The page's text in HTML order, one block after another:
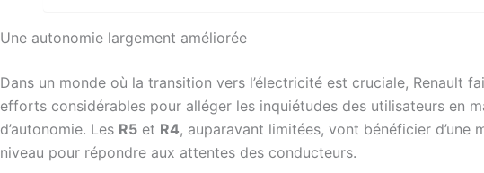
Une autonomie largement améliorée
Dans un monde où la transition vers l’électricité est cruciale, Renault
efforts considérables pour alléger les inquiétudes des utilisateurs en
d’autonomie. Les R5 et R4, auparavant limitées, vont bénéficier d’une
niveau pour répondre aux attentes des conducteurs.